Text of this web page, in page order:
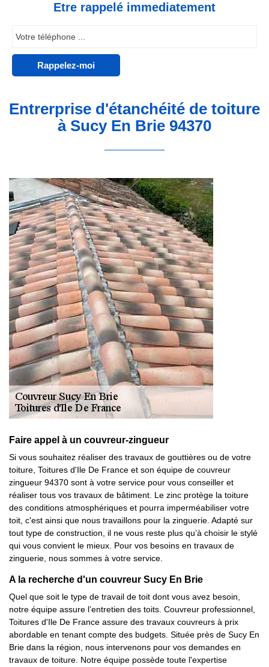
Etre rappelé immediatement
Entrerprise d'étanchéité de toiture
à Sucy En Brie 94370
Faire appel à un couvreur-zingueur
Si vous souhaitez réaliser des travaux de gouttières ou de votre
toiture, Toitures d'Ile De France et son équipe de couvreur
zingueur 94370 sont à votre service pour vous conseiller et
réaliser tous vos travaux de bâtiment. Le zinc protège la toiture
des conditions atmosphériques et pourra imperméabiliser votre
toit, c'est ainsi que nous travaillons pour la zinguerie. Adapté sur
tout type de construction, il ne vous reste plus qu’à choisir le stylé
qui vous convient le mieux. Pour vos besoins en travaux de
zinguerie, nous sommes à votre service.
A la recherche d'un couvreur Sucy En Brie
Quel que soit le type de travail de toit dont vous avez besoin,
notre équipe assure l’entretien des toits. Couvreur professionnel,
Toitures d'Ile De France assure des travaux couvreurs à prix
abordable en tenant compte des budgets. Située près de Sucy En
Brie dans la région, nous intervenons pour vos demandes en
travaux de toiture. Notre équipe possède toute l'expertise